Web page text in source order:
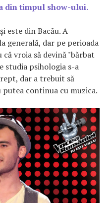
din timpul show-ului.
este din Bacău. A
generală, dar pe perioada
vroia să devină "bărbat
studia psihologia s-a
dar a trebuit să
continua cu muzica.